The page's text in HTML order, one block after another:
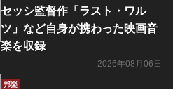
セッシ監督作「ラスト・ワル
ツ」など自身が携わった映画音
楽を収録
2026年08月06日
邦楽